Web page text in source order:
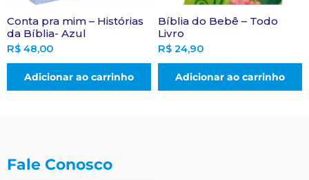
Conta pra mim – Histórias
da Bíblia- Azul
R$ 48,00
Adicionar ao carrinho
Bíblia do Bebê – Todo
Livro
R$ 24,90
Adicionar ao carrinho
Fale Conosco